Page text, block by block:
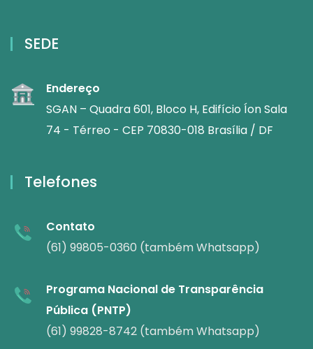
SEDE
Endereço
SGAN – Quadra 601, Bloco H, Edifício Íon Sala
74 - Térreo - CEP 70830-018 Brasília / DF
Telefones
Contato
(61) 99805-0360 (também Whatsapp)
Programa Nacional de Transparência
Pública (PNTP)
(61) 99828-8742 (também Whatsapp)